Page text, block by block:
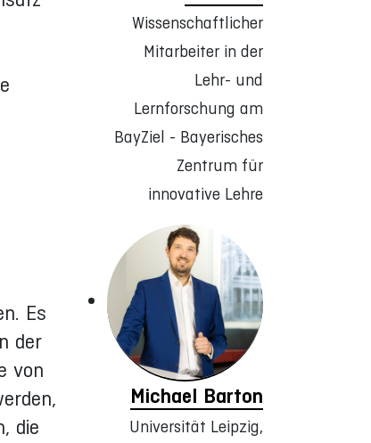
Es
der
von
die
Wissenschaftlicher
Mitarbeiter in der
Lehr- und
Lernforschung am
BayZiel - Bayerisches
Zentrum für
innovative Lehre
Michael Barton
Universität Leipzig,